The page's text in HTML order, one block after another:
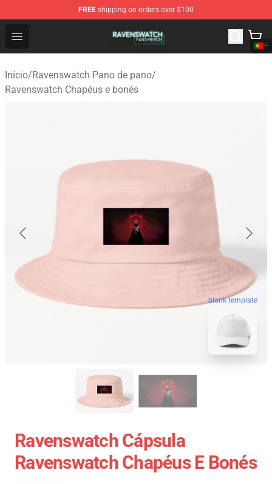
FREE shipping on orders over $100
Open menu
Ravenswatch Shop - Official Ravenswatch Merchandise
Início/Ravenswatch Pano de pano/
Ravenswatch Chapéus e bonés
blank template
Ravenswatch Cápsula
Ravenswatch Chapéus E Bonés